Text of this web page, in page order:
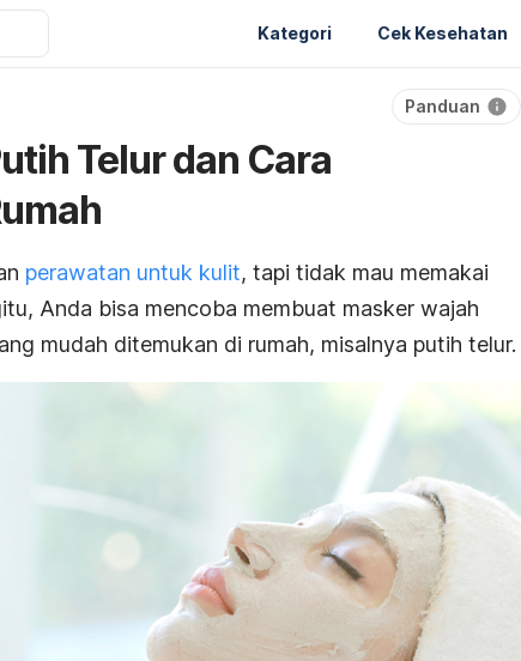
Kategori Cek Kesehatan
Panduan
Telur dan Cara
perawatan untuk kulit, tapi tidak mau memakai
Anda bisa mencoba membuat masker wajah
mudah ditemukan di rumah, misalnya putih telur.